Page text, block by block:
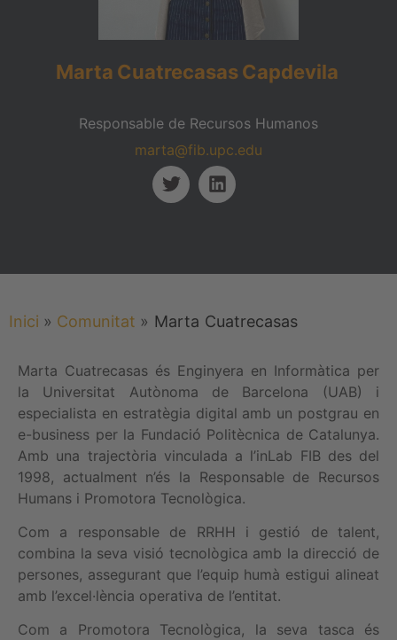
Marta Cuatrecasas Capdevila
Responsable de Recursos Humanos
marta@fib.upc.edu
Inici » Comunitat » Marta Cuatrecasas
Marta Cuatrecasas és Enginyera en Informàtica per
la Universitat Autònoma de Barcelona (UAB) i
especialista en estratègia digital amb un postgrau en
e-business per la Fundació Politècnica de Catalunya.
Amb una trajectòria vinculada a l’inLab FIB des del
1998, actualment n’és la Responsable de Recursos
Humans i Promotora Tecnològica.
Com a responsable de RRHH i gestió de talent,
combina la seva visió tecnològica amb la direcció de
persones, assegurant que l’equip humà estigui alineat
amb l’excel·lència operativa de l’entitat.
Com a Promotora Tecnològica, la seva tasca és